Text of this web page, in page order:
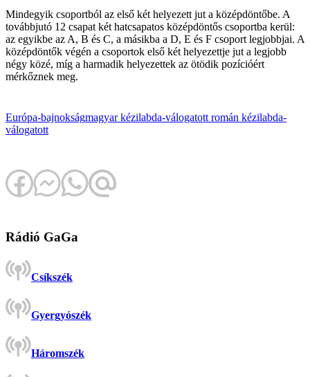
Mindegyik csoportból az első két helyezett jut a középdöntőbe. A
továbbjutó 12 csapat két hatcsapatos középdöntős csoportba kerül:
az egyikbe az A, B és C, a másikba a D, E és F csoport legjobbjai. A
középdöntők végén a csoportok első két helyezettje jut a legjobb
négy közé, míg a harmadik helyezettek az ötödik pozícióért
mérkőznek meg.
Európa-bajnokságmagyar kézilabda-válogatott román kézilabda-
válogatott
Rádió GaGa
Csíkszék
Gyergyószék
Háromszék